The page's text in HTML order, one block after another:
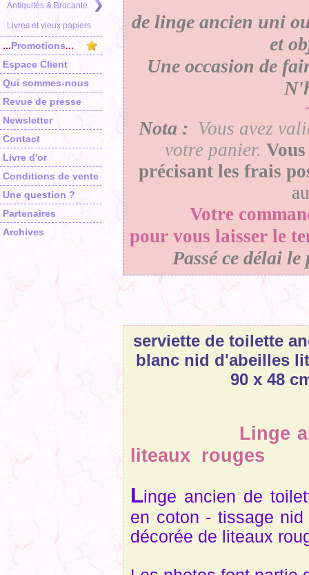
Antiquités & Brocante
Livres et vieux papiers
...Promotions...
Espace Client
Qui sommes-nous
Revue de presse
Newsletter
Contact
Livre d'or
Conditions de vente
Une question ?
Partenaires
Archives
de linge ancien uni
et
Une occasion de
Nota : Vous avez
votre panier.
précisant les frais
Votre
pour vous laisser le
Passé ce délai
serviette de toilette
blanc nid d'abeilles
90 x 48
Linge
liteaux rouges
Linge ancien de
en coton - tissage
décorée de liteaux